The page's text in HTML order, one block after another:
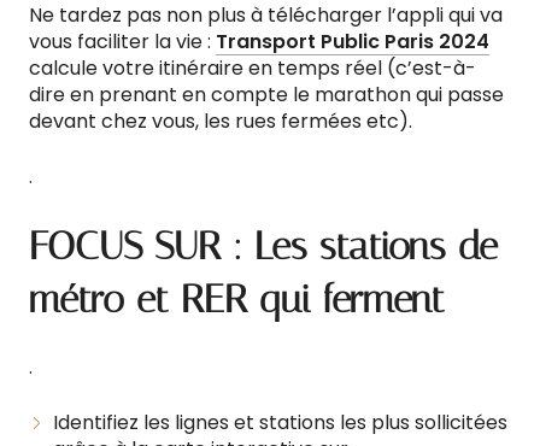
Ne tardez pas non plus à télécharger l’appli qui va
vous faciliter la vie : Transport Public Paris 2024
calcule votre itinéraire en temps réel (c’est-à-
dire en prenant en compte le marathon qui passe
devant chez vous, les rues fermées etc).
.
FOCUS SUR : Les stations de
métro et RER qui ferment
.
Identifiez les lignes et stations les plus sollicitées